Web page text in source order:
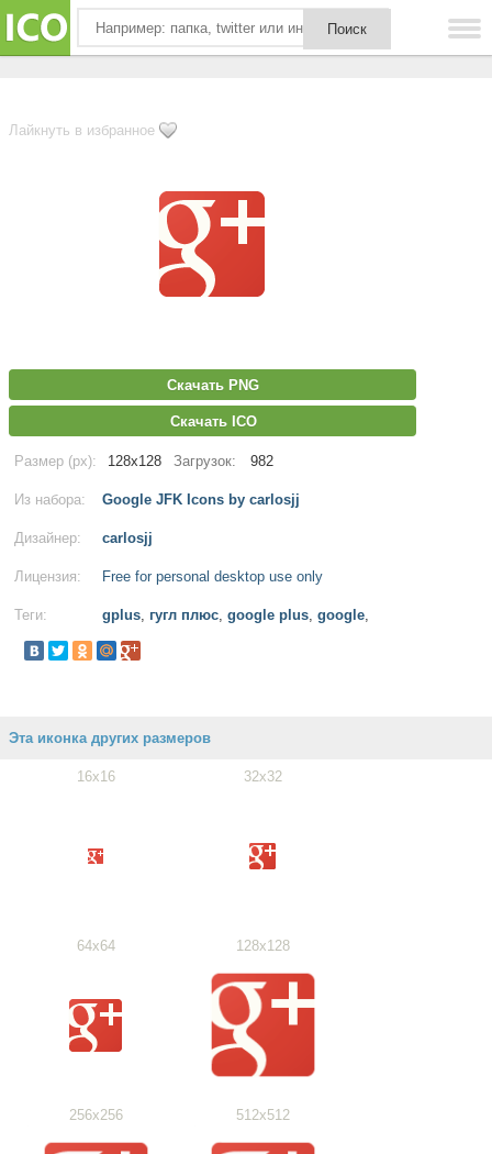
Лайкнуть в избранное
Скачать PNG
Скачать ICO
Размер (px): 128x128 Загрузок: 982
Из набора: Google JFK Icons by carlosjj
Дизайнер: carlosjj
Лицензия: Free for personal desktop use only
Теги: gplus, гугл плюс, google plus, google,
Эта иконка других размеров
16x16 32x32
64x64 128x128
256x256 512x512